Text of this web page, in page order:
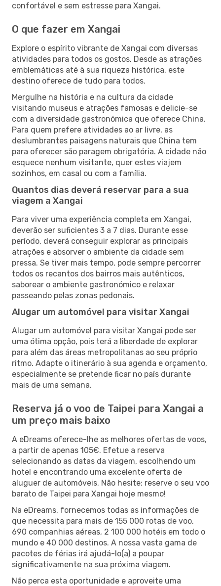
confortável e sem estresse para Xangai.
O que fazer em Xangai
Explore o espírito vibrante de Xangai com diversas
atividades para todos os gostos. Desde as atrações
emblemáticas até à sua riqueza histórica, este
destino oferece de tudo para todos.
Mergulhe na história e na cultura da cidade
visitando museus e atrações famosas e delicie-se
com a diversidade gastronómica que oferece China.
Para quem prefere atividades ao ar livre, as
deslumbrantes paisagens naturais que China tem
para oferecer são paragem obrigatória. A cidade não
esquece nenhum visitante, quer estes viajem
sozinhos, em casal ou com a família.
Quantos dias deverá reservar para a sua
viagem a Xangai
Para viver uma experiência completa em Xangai,
deverão ser suficientes 3 a 7 dias. Durante esse
período, deverá conseguir explorar as principais
atrações e absorver o ambiente da cidade sem
pressa. Se tiver mais tempo, pode sempre percorrer
todos os recantos dos bairros mais autênticos,
saborear o ambiente gastronómico e relaxar
passeando pelas zonas pedonais.
Alugar um automóvel para visitar Xangai
Alugar um automóvel para visitar Xangai pode ser
uma ótima opção, pois terá a liberdade de explorar
para além das áreas metropolitanas ao seu próprio
ritmo. Adapte o itinerário à sua agenda e orçamento,
especialmente se pretende ficar no país durante
mais de uma semana.
Reserva já o voo de Taipei para Xangai a
um preço mais baixo
A eDreams oferece-lhe as melhores ofertas de voos,
a partir de apenas 105€. Efetue a reserva
selecionando as datas da viagem, escolhendo um
hotel e encontrando uma excelente oferta de
aluguer de automóveis. Não hesite: reserve o seu voo
barato de Taipei para Xangai hoje mesmo!
Na eDreams, fornecemos todas as informações de
que necessita para mais de 155 000 rotas de voo,
690 companhias aéreas, 2 100 000 hotéis em todo o
mundo e 40 000 destinos. A nossa vasta gama de
pacotes de férias irá ajudá-lo(a) a poupar
significativamente na sua próxima viagem.
Não perca esta oportunidade e aproveite uma